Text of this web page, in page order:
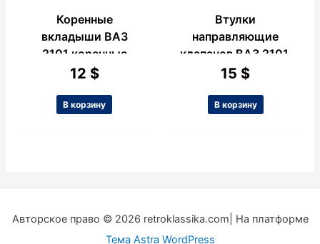
Коренные
вкладыши ВАЗ
2101 коренные
0.75
12 $
В корзину
Втулки
направляющие
клапанов ВАЗ 2101,
4шт., стандарт
15 $
В корзину
Авторское право © 2026 retroklassika.com| На платформе
Тема Astra WordPress